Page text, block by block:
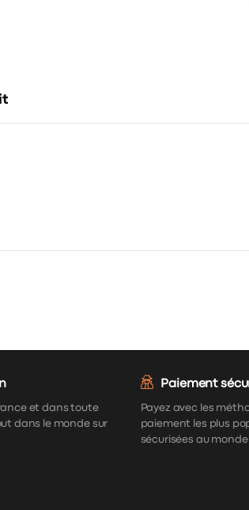
et dans toute
dans le monde sur
Paiement
Payez avec les
paiement les plus
sécurisées au monde.